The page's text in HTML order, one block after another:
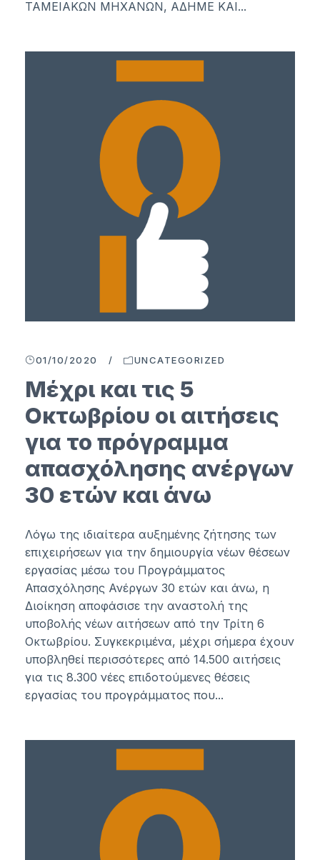
ΤΑΜΕΙΑΚΩΝ ΜΗΧΑΝΩΝ, ΑΔΗΜΕ ΚΑΙ...
01/10/2020 / UNCATEGORIZED
Μέχρι και τις 5
Οκτωβρίου οι αιτήσεις
για το πρόγραμμα
απασχόλησης ανέργων
30 ετών και άνω
Λόγω της ιδιαίτερα αυξημένης ζήτησης των
επιχειρήσεων για την δημιουργία νέων θέσεων
εργασίας μέσω του Προγράμματος
Απασχόλησης Ανέργων 30 ετών και άνω, η
Διοίκηση αποφάσισε την αναστολή της
υποβολής νέων αιτήσεων από την Τρίτη 6
Οκτωβρίου. Συγκεκριμένα, μέχρι σήμερα έχουν
υποβληθεί περισσότερες από 14.500 αιτήσεις
για τις 8.300 νέες επιδοτούμενες θέσεις
εργασίας του προγράμματος που...